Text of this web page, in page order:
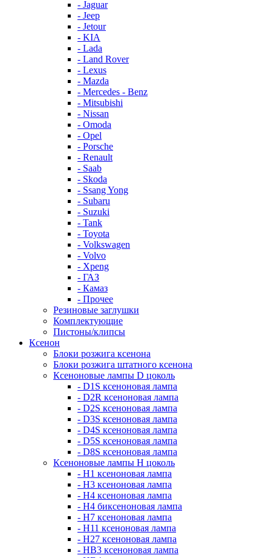
- Jaguar
- Jeep
- Jetour
- KIA
- Lada
- Land Rover
- Lexus
- Mazda
- Mercedes - Benz
- Mitsubishi
- Nissan
- Omoda
- Opel
- Porsche
- Renault
- Saab
- Skoda
- Ssang Yong
- Subaru
- Suzuki
- Tank
- Toyota
- Volkswagen
- Volvo
- Xpeng
- ГАЗ
- Камаз
- Прочее
Резиновые заглушки
Комплектующие
Пистоны/клипсы
Ксенон
Блоки розжига ксенона
Блоки розжига штатного ксенона
Ксеноновые лампы D цоколь
- D1S ксеноновая лампа
- D2R ксеноновая лампа
- D2S ксеноновая лампа
- D3S ксеноновая лампа
- D4S ксеноновая лампа
- D5S ксеноновая лампа
- D8S ксеноновая лампа
Ксеноновые лампы Н цоколь
- H1 ксеноновая лампа
- H3 ксеноновая лампа
- H4 ксеноновая лампа
- H4 биксеноновая лампа
- H7 ксеноновая лампа
- H11 ксеноновая лампа
- H27 ксеноновая лампа
- HB3 ксеноновая лампа